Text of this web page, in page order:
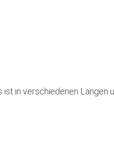
in verschiedenen Längen